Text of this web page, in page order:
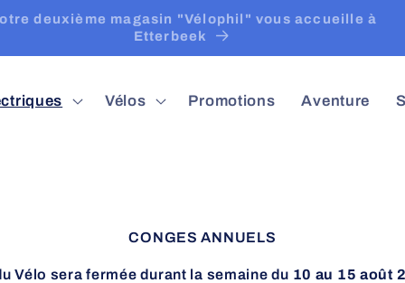
deuxième magasin "Vélophil" vous accueille à
Etterbeek
Vélos Promotions Aventure
CONGES ANNUELS
Vélo sera fermée durant la semaine du 10 au 15 août